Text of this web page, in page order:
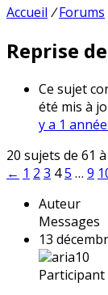
Accueil / Forums
Reprise
Ce sujet
été mis à
y a 1
20 sujets de 61
← 1 2 3 45 … 9
Auteur
Messages
13
aria10
Participant